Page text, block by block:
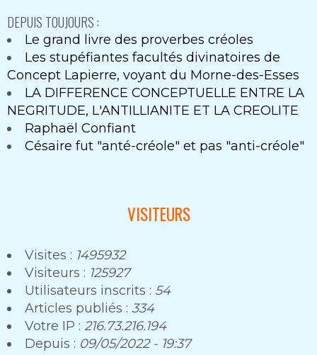
DEPUIS TOUJOURS :
Le grand livre des proverbes créoles
Les stupéfiantes facultés divinatoires de
Concept Lapierre, voyant du Morne-des-Esses
LA DIFFERENCE CONCEPTUELLE ENTRE LA
NEGRITUDE, L'ANTILLIANITE ET LA CREOLITE
Raphaël Confiant
Césaire fut "anté-créole" et pas "anti-créole"
VISITEURS
Visites : 1495932
Visiteurs : 125927
Utilisateurs inscrits : 54
Articles publiés : 334
Votre IP : 216.73.216.194
Depuis : 09/05/2022 - 19:37